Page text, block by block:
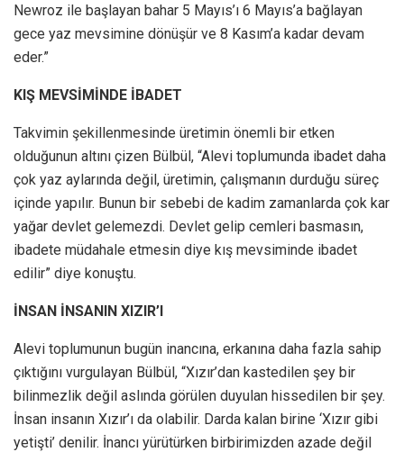
Newroz ile başlayan bahar 5 Mayıs’ı 6 Mayıs’a bağlayan
gece yaz mevsimine dönüşür ve 8 Kasım’a kadar devam
eder.”
KIŞ MEVSİMİNDE İBADET
Takvimin şekillenmesinde üretimin önemli bir etken
olduğunun altını çizen Bülbül, “Alevi toplumunda ibadet daha
çok yaz aylarında değil, üretimin, çalışmanın durduğu süreç
içinde yapılır. Bunun bir sebebi de kadim zamanlarda çok kar
yağar devlet gelemezdi. Devlet gelip cemleri basmasın,
ibadete müdahale etmesin diye kış mevsiminde ibadet
edilir” diye konuştu.
İNSAN İNSANIN XIZIR’I
Alevi toplumunun bugün inancına, erkanına daha fazla sahip
çıktığını vurgulayan Bülbül, “Xızır’dan kastedilen şey bir
bilinmezlik değil aslında görülen duyulan hissedilen bir şey.
İnsan insanın Xızır’ı da olabilir. Darda kalan birine ‘Xızır gibi
yetişti’ denilir. İnancı yürütürken birbirimizden azade değil